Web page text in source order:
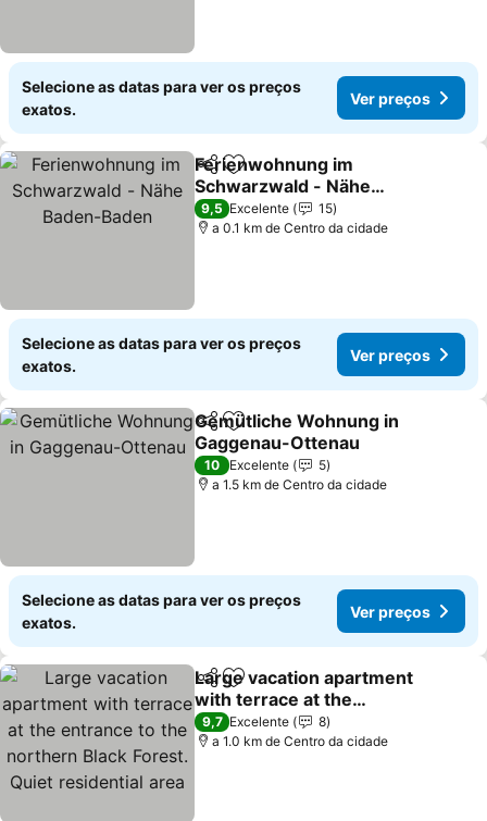
Selecione as datas para ver os preços
exatos.
Ver preços
PartilharAdicionar aos favoritos
Ferienwohnung im
Schwarzwald - Nähe
Baden-Baden
Ver preços
9,5 Excelente
15
a 0.1 km de Centro da cidade
Selecione as datas para ver os preços
exatos.
Ver preços
PartilharAdicionar aos favoritos
Gemütliche Wohnung in
Gaggenau-Ottenau
Ver preços
10 Excelente
5
a 1.5 km de Centro da cidade
Selecione as datas para ver os preços
exatos.
Ver preços
PartilharAdicionar aos favoritos
Large vacation apartment
with terrace at the
entrance to the northern
Black Forest. Quiet
Ver preços
9,7 Excelente
8
a 1.0 km de Centro da cidade